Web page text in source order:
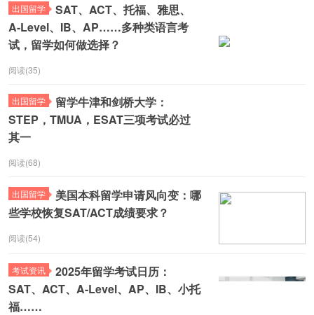
出国留学
SAT、ACT、托福、雅思、
A-Level、IB、AP……多种类语言考
试，留学如何做选择？
阅读(35)
出国留学
留学牛津和剑桥大学：
STEP，TMUA，ESAT三项考试必过
其一
阅读(68)
出国留学
美国本科留学申请风向变：哪
些学校恢复SAT/ACT成绩要求？
阅读(54)
考试资讯
2025年留学考试日历：
SAT、ACT、A-Level、AP、IB、小托
福……